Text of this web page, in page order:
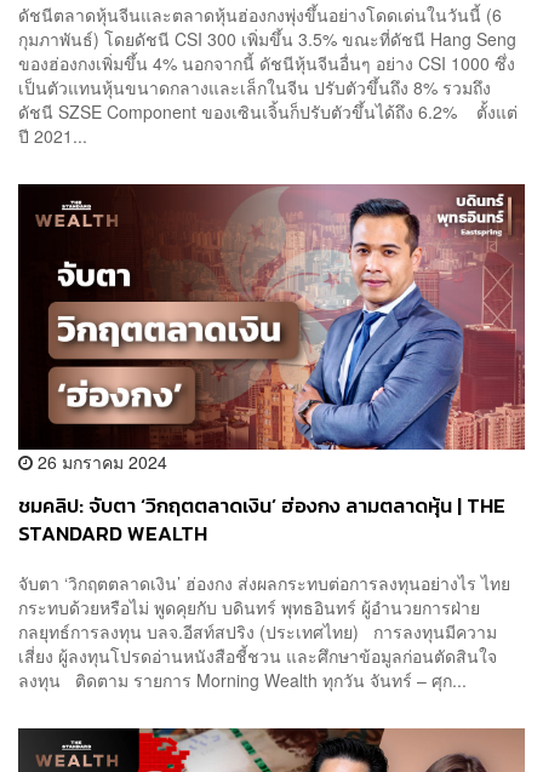
ดัชนีตลาดหุ้นจีนและตลาดหุ้นฮ่องกงพุ่งขึ้นอย่างโดดเด่นในวันนี้ (6
กุมภาพันธ์) โดยดัชนี CSI 300 เพิ่มขึ้น 3.5% ขณะที่ดัชนี Hang Seng
ของฮ่องกงเพิ่มขึ้น 4% นอกจากนี้ ดัชนีหุ้นจีนอื่นๆ อย่าง CSI 1000 ซึ่ง
เป็นตัวแทนหุ้นขนาดกลางและเล็กในจีน ปรับตัวขึ้นถึง 8% รวมถึง
ดัชนี SZSE Component ของเซินเจิ้นก็ปรับตัวขึ้นได้ถึง 6.2% ตั้งแต่
ปี 2021...
26 มกราคม 2024
ชมคลิป: จับตา ‘วิกฤตตลาดเงิน’ ฮ่องกง ลามตลาดหุ้น | THE
STANDARD WEALTH
จับตา ‘วิกฤตตลาดเงิน’ ฮ่องกง ส่งผลกระทบต่อการลงทุนอย่างไร ไทย
กระทบด้วยหรือไม่ พูดคุยกับ บดินทร์ พุทธอินทร์ ผู้อำนวยการฝ่าย
กลยุทธ์การลงทุน บลจ.อีสท์สปริง (ประเทศไทย) การลงทุนมีความ
เสี่ยง ผู้ลงทุนโปรดอ่านหนังสือชี้ชวน และศึกษาข้อมูลก่อนตัดสินใจ
ลงทุน ติดตาม รายการ Morning Wealth ทุกวัน จันทร์ – ศุก...